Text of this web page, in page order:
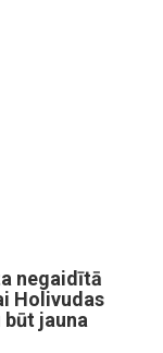
negaidītā
Holivudas
jauna